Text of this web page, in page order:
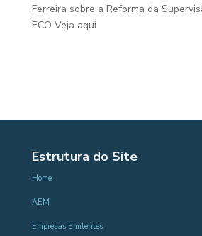
Ferreira sobre a Reforma da
ECO Veja aqui
Estrutura do Site
Home
AEM
Empresas Emitentes